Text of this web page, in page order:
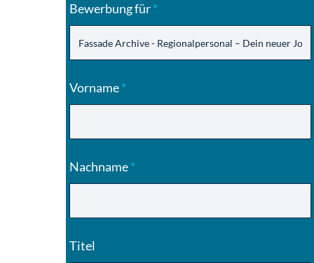
Bewerbung für*
Vorname*
Nachname*
Titel